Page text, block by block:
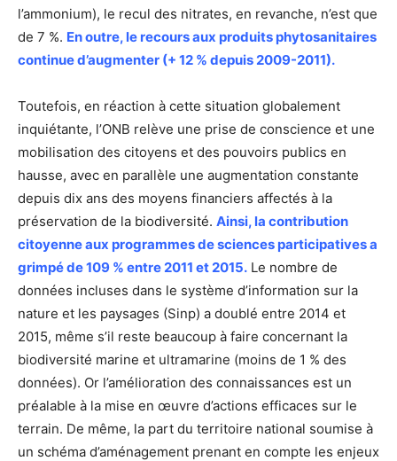
l’ammonium), le recul des nitrates, en revanche, n’est que
de 7 %. En outre, le recours aux produits phytosanitaires
continue d’augmenter (+ 12 % depuis 2009-2011).
Toutefois, en réaction à cette situation globalement
inquiétante, l’ONB relève une prise de conscience et une
mobilisation des citoyens et des pouvoirs publics en
hausse, avec en parallèle une augmentation constante
depuis dix ans des moyens financiers affectés à la
préservation de la biodiversité. Ainsi, la contribution
citoyenne aux programmes de sciences participatives a
grimpé de 109 % entre 2011 et 2015. Le nombre de
données incluses dans le système d’information sur la
nature et les paysages (Sinp) a doublé entre 2014 et
2015, même s’il reste beaucoup à faire concernant la
biodiversité marine et ultramarine (moins de 1 % des
données). Or l’amélioration des connaissances est un
préalable à la mise en œuvre d’actions efficaces sur le
terrain. De même, la part du territoire national soumise à
un schéma d’aménagement prenant en compte les enjeux